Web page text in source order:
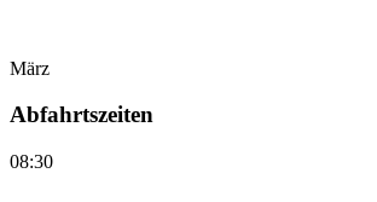
März
Abfahrtszeiten
08:30